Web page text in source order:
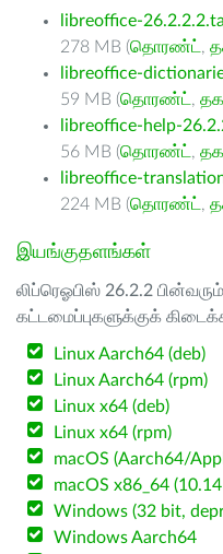
libreoffice-
278 MB (தொரண்ட் ,
libreoffice-
59 MB (தொரண்ட் ,
libreoffice-help-
56 MB (தொரண்ட் ,
libreoffice-
224 MB (தொரண்ட் ,
இயங்குதளங்கள்
லிப்ரெஓபிஸ் 26.2.2
கட்டமைப்புகளுக்குக்
Linux Aarch64 (deb)
Linux Aarch64 (rpm)
Linux x64 (deb)
Linux x64 (rpm)
macOS (Aarch64/
macOS x86_64
Windows (32 bit,
Windows Aarch64